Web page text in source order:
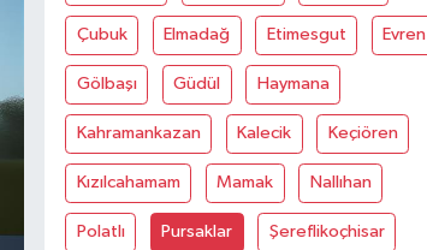
Çubuk Elmadağ Etimesgut Evren
Gölbaşı Güdül Haymana
Kahramankazan Kalecik Keçiören
Kızılcahamam Mamak Nallıhan
Polatlı Pursaklar Şereflikoçhisar